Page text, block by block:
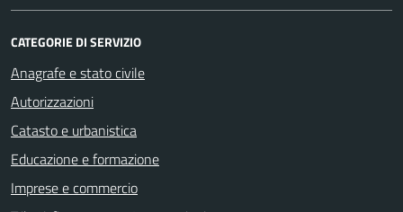
CATEGORIE DI SERVIZIO
Anagrafe e stato civile
Autorizzazioni
Catasto e urbanistica
Educazione e formazione
Imprese e commercio